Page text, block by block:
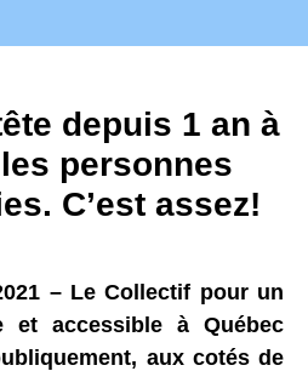
depuis 1 an à
personnes
C’est assez!
– Le Collectif pour un
et accessible à Québec
aux cotés de